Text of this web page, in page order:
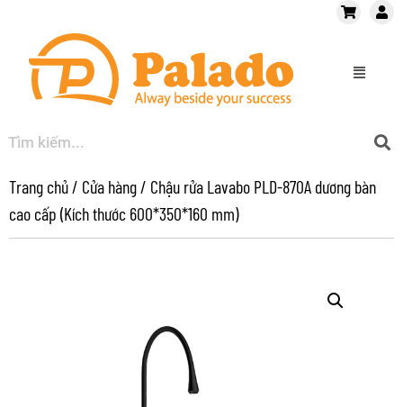
Trang chủ/ Cửa hàng/ Chậu rửa Lavabo PLD-870A dương bàn
cao cấp (Kích thước 600*350*160 mm)